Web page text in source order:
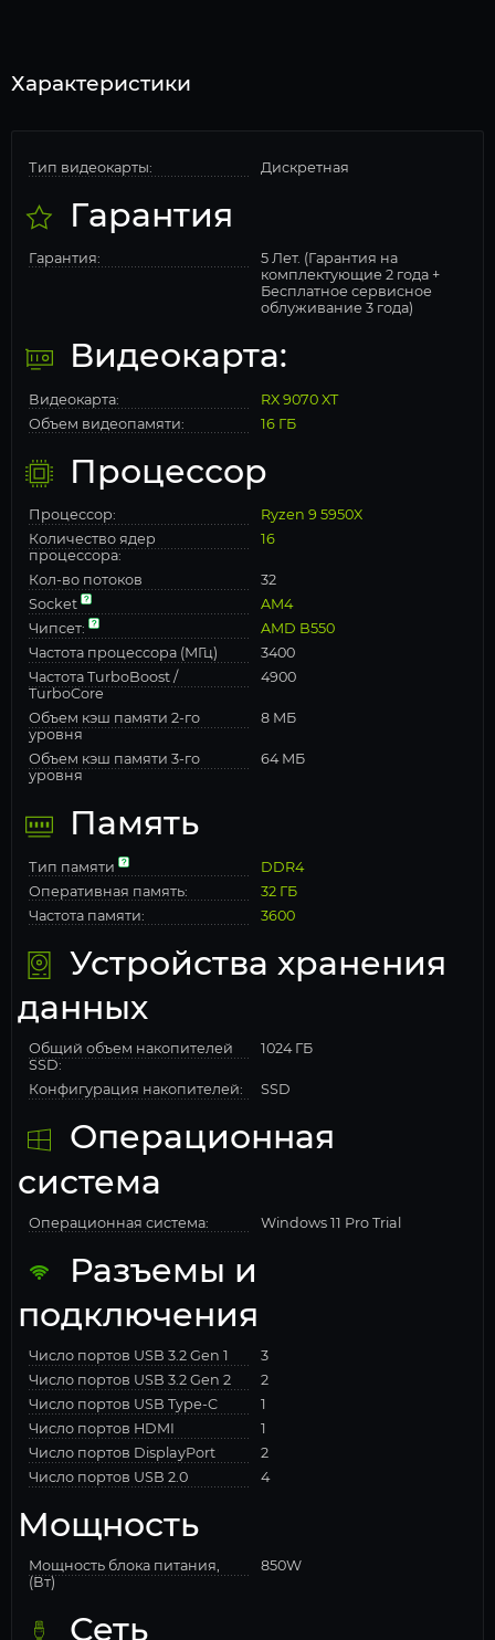
Характеристики
Тип видеокарты: Дискретная
Гарантия
Гарантия:
5 Лет. (Гарантия на
комплектующие 2 года +
Бесплатное сервисное
облуживание 3 года)
Видеокарта:
Видеокарта:
RX 9070 XT
Объем видеопамяти:
16 ГБ
Процессор
Процессор:
Ryzen 9 5950X
Количество ядер
процессора:
16
Кол-во потоков
32
Socket
AM4
Чипсет:
AMD B550
Частота процессора (МГц)
3400
Частота TurboBoost /
TurboCore
4900
Объем кэш памяти 2-го
уровня
8 МБ
Объем кэш памяти 3-го
уровня
64 МБ
Память
Тип памяти
DDR4
Оперативная память:
32 ГБ
Частота памяти:
3600
Устройства хранения
данных
Общий объем накопителей
SSD:
1024 ГБ
Конфигурация накопителей: SSD
Операционная
система
Операционная система: Windows 11 Pro Trial
Разъемы и
подключения
Число портов USB 3.2 Gen 1
3
Число портов USB 3.2 Gen 2
2
Число портов USB Type-C
1
Число портов HDMI
1
Число портов DisplayPort
2
Число портов USB 2.0
4
Мощность
Мощность блока питания,
(Вт)
850W
Сеть